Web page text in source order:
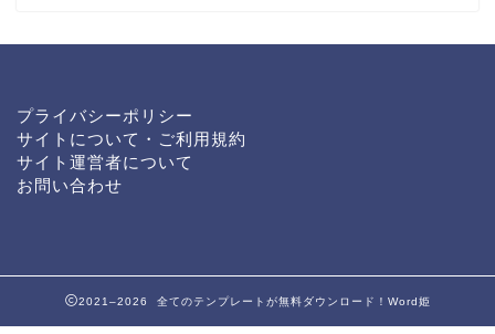
プライバシーポリシー
サイトについて・ご利用規約
サイト運営者について
お問い合わせ
2021–2026 全てのテンプレートが無料ダウンロード！Word姫